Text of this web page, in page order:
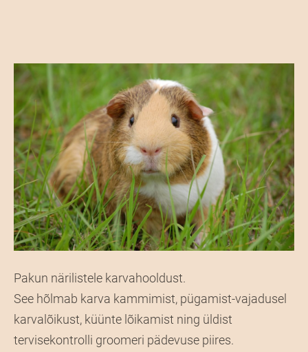
Pakun närilistele karvahooldust.
See hõlmab karva kammimist, pügamist-vajadusel
karvalõikust, küünte lõikamist ning üldist
tervisekontrolli groomeri pädevuse piires.